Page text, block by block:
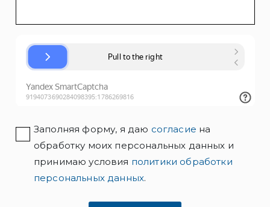
Заполняя форму, я даю согласие на
обработку моих персональных данных и
принимаю условия политики обработки
персональных данных.